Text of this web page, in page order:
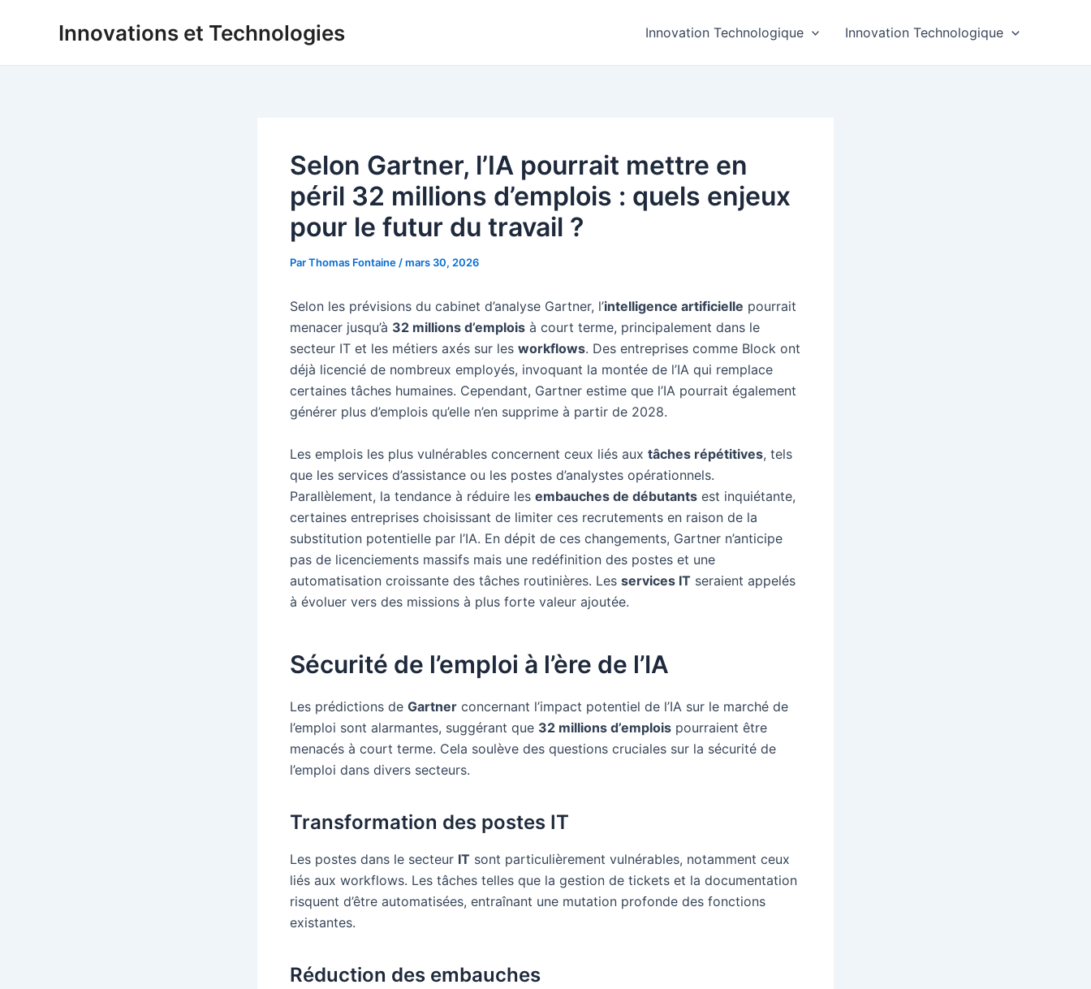
Innovations et Technologies Innovation Technologique Innovation Technologique
Selon Gartner, l’IA pourrait mettre en
péril 32 millions d’emplois : quels enjeux
pour le futur du travail ?
ParThomas Fontaine /mars 30, 2026
Selon les prévisions du cabinet d’analyse Gartner, l’intelligence artificielle pourrait
menacer jusqu’à 32 millions d’emplois à court terme, principalement dans le
secteur IT et les métiers axés sur les workflows. Des entreprises comme Block ont
déjà licencié de nombreux employés, invoquant la montée de l’IA qui remplace
certaines tâches humaines. Cependant, Gartner estime que l’IA pourrait également
générer plus d’emplois qu’elle n’en supprime à partir de 2028.
Les emplois les plus vulnérables concernent ceux liés aux tâches répétitives, tels
que les services d’assistance ou les postes d’analystes opérationnels.
Parallèlement, la tendance à réduire les embauches de débutants est inquiétante,
certaines entreprises choisissant de limiter ces recrutements en raison de la
substitution potentielle par l’IA. En dépit de ces changements, Gartner n’anticipe
pas de licenciements massifs mais une redéfinition des postes et une
automatisation croissante des tâches routinières. Les services IT seraient appelés
à évoluer vers des missions à plus forte valeur ajoutée.
Sécurité de l’emploi à l’ère de l’IA
Les prédictions de Gartner concernant l’impact potentiel de l’IA sur le marché de
l’emploi sont alarmantes, suggérant que 32 millions d’emplois pourraient être
menacés à court terme. Cela soulève des questions cruciales sur la sécurité de
l’emploi dans divers secteurs.
Transformation des postes IT
Les postes dans le secteur IT sont particulièrement vulnérables, notamment ceux
liés aux workflows. Les tâches telles que la gestion de tickets et la documentation
risquent d’être automatisées, entraînant une mutation profonde des fonctions
existantes.
Réduction des embauches